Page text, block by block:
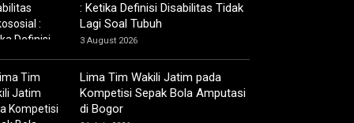
: Ketika Definisi Disabilitas Tidak
Lagi Soal Tubuh
3 August 2026
Lima Tim Wakili Jatim pada
Kompetisi Sepak Bola Amputasi
di Bogor